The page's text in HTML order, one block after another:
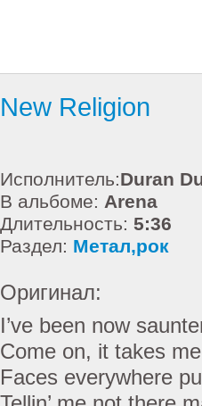
New Religion
Исполнитель:Duran
В альбоме: Arena
Длительность: 5:36
Раздел: Метал,рок
Оригинал:
I’ve been now
Come on, it takes
Faces everywhere